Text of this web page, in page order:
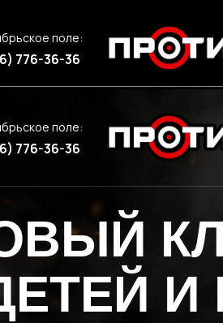
поле:
776-36-36
поле:
776-36-36